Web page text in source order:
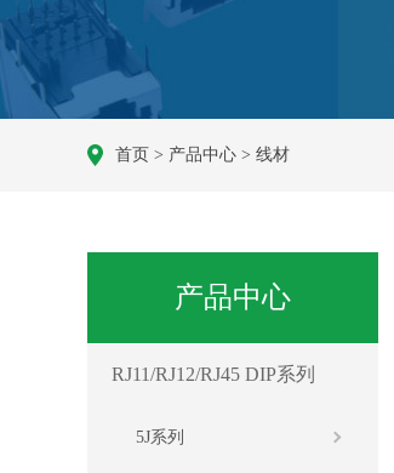
首页 > 产品中心 > 线材
产品中心
RJ11/RJ12/RJ45 DIP系列
5J系列